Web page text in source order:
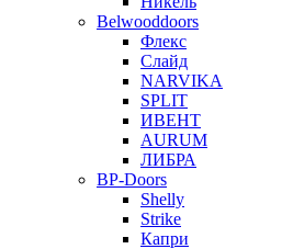
Belwooddoors
Флекс
Слайд
NARVIKA
SPLIT
ИВЕНТ
AURUM
ЛИБРА
BP-Doors
Shelly
Strike
Капри